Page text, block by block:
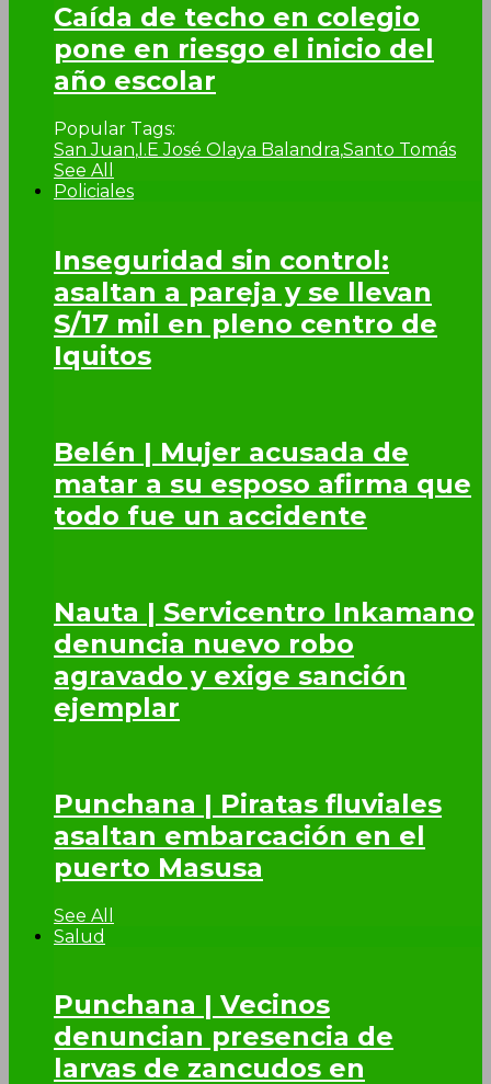
Caída de techo en colegio
pone en riesgo el inicio del
año escolar
Popular Tags:
San Juan, I.E José Olaya Balandra,Santo Tomás
See All
Policiales
Inseguridad sin control:
asaltan a pareja y se llevan
S/17 mil en pleno centro de
Iquitos
Belén | Mujer acusada de
matar a su esposo afirma que
todo fue un accidente
Nauta | Servicentro Inkamano
denuncia nuevo robo
agravado y exige sanción
ejemplar
Punchana | Piratas fluviales
asaltan embarcación en el
puerto Masusa
See All
Salud
Punchana | Vecinos
denuncian presencia de
larvas de zancudos en